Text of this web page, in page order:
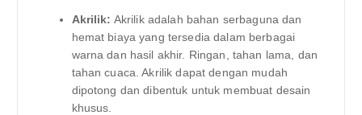
Akrilik: Akrilik adalah bahan serbaguna dan
hemat biaya yang tersedia dalam berbagai
warna dan hasil akhir. Ringan, tahan lama, dan
tahan cuaca. Akrilik dapat dengan mudah
dipotong dan dibentuk untuk membuat desain
khusus.